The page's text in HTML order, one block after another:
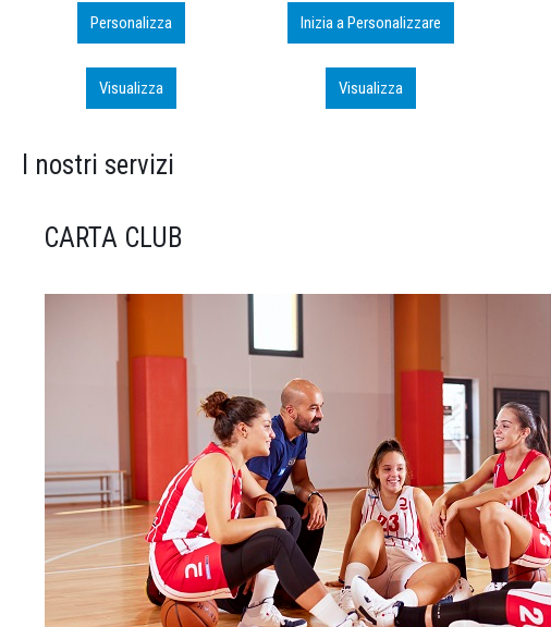
Inizia a Personalizzare
Visualizza
Personalizza
Visualizza
I nostri servizi
CARTA CLUB